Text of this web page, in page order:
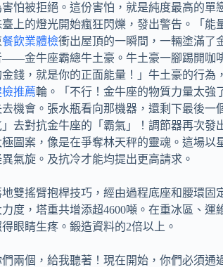
怕被拒絕。這份害怕，就是純度最高的
上的燈光開始瘋狂閃爍，發出警告。「
餐飲業體檢衝出屋頂的一瞬間，一輛塗滿了
金牛座霸總牛土豪。牛土豪一腳踢開咖
錢，就是你的正面能量！」牛土豪的行
推薦輪。「不行！金牛座的物質力量太強
機會。張水瓶看向那機器，還剩下最後
去對抗金牛座的「霸氣」！調節器再次
圖案，像是在爭奪林天秤的靈魂。這場以
氣旋。及抗冷才能均提出更高請求。
雙搖臂抱桿技巧，經由過程底座和腰環固
度，塔重共增添超4600噸。在重冰區、
眼睛生疼。鍛造資料的2倍以上。
兩個，給我聽著！現在開始，你們必須